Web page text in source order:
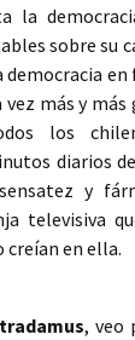
la
sobre su
en
vez más y
los
diarios
y
televisiva
creían en ella.
, veo